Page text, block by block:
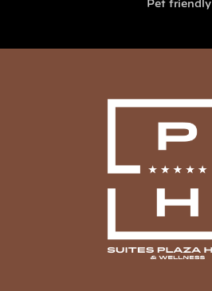
Pet friendly